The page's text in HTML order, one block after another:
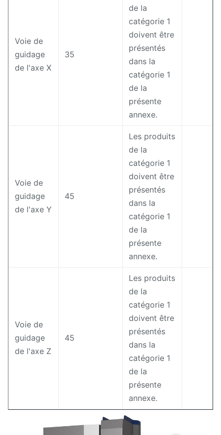
Voie de
guidage
de l'axe X
35
de la
catégorie 1
doivent être
présentés
dans la
catégorie 1
de la
présente
annexe.
Voie de
guidage
de l'axe Y
45
Les produits
de la
catégorie 1
doivent être
présentés
dans la
catégorie 1
de la
présente
annexe.
Voie de
guidage
de l'axe Z
45
Les produits
de la
catégorie 1
doivent être
présentés
dans la
catégorie 1
de la
présente
annexe.